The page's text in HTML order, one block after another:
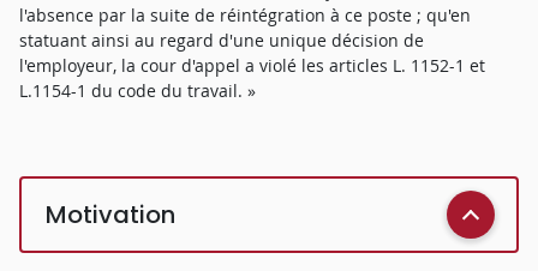
l'absence par la suite de réintégration à ce poste ; qu'en
statuant ainsi au regard d'une unique décision de
l'employeur, la cour d'appel a violé les articles L. 1152-1 et
L.1154-1 du code du travail. »
Motivation